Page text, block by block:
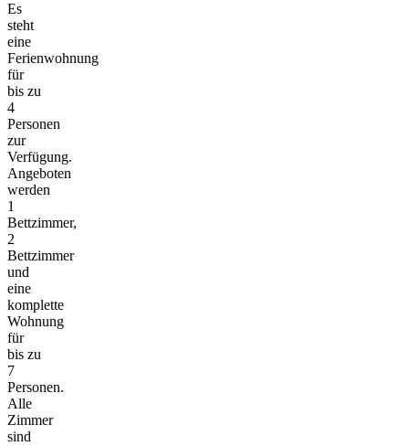
Es
steht
eine
Ferienwohnung
für
bis zu
4
Personen
zur
Verfügung.
Angeboten
werden
1
Bettzimmer,
2
Bettzimmer
und
eine
komplette
Wohnung
für
bis zu
7
Personen.
Alle
Zimmer
sind